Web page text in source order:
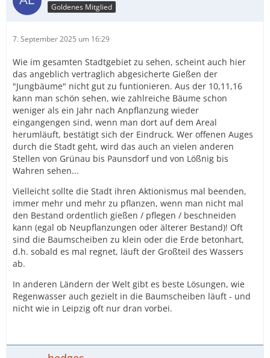
Goldenes Mitglied
7. September 2025 um 16:29
Wie im gesamten Stadtgebiet zu sehen, scheint auch hier
das angeblich vertraglich abgesicherte Gießen der
"Jungbäume" nicht gut zu funtionieren. Aus der 10,11,16
kann man schön sehen, wie zahlreiche Bäume schon
weniger als ein Jahr nach Anpflanzung wieder
eingangengen sind, wenn man dort auf dem Areal
herumläuft, bestätigt sich der Eindruck. Wer offenen Auges
durch die Stadt geht, wird das auch an vielen anderen
Stellen von Grünau bis Paunsdorf und von Lößnig bis
Wahren sehen...
Vielleicht sollte die Stadt ihren Aktionismus mal beenden,
immer mehr und mehr zu pflanzen, wenn man nicht mal
den Bestand ordentlich gießen / pflegen / beschneiden
kann (egal ob Neupflanzungen oder älterer Bestand)! Oft
sind die Baumscheiben zu klein oder die Erde betonhart,
d.h. sobald es mal regnet, läuft der Großteil des Wassers
ab.
In anderen Ländern der Welt gibt es beste Lösungen, wie
Regenwasser auch gezielt in die Baumscheiben läuft - und
nicht wie in Leipzig oft nur dran vorbei.